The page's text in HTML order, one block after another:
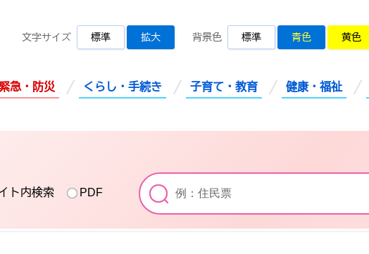
文字サイズ 標準 拡大 背景色 標準 青色 黄色
急・防災 くらし・手続き 子育て・教育 健康・福祉
ト内検索 PDF